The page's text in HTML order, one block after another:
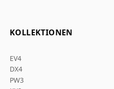
KOLLEKTIONEN
EV4
DX4
PW3